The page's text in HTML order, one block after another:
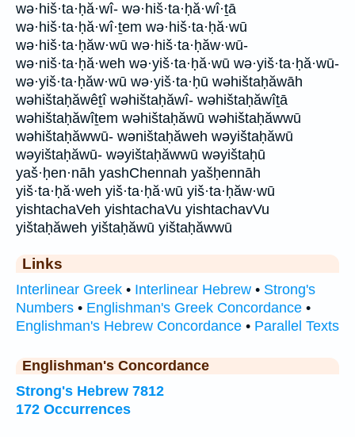
wə·hiš·ta·ḥă·wî- wə·hiš·ta·ḥă·wî·ṯā
wə·hiš·ta·ḥă·wî·ṯem wə·hiš·ta·ḥă·wū
wə·hiš·ta·ḥăw·wū wə·hiš·ta·ḥăw·wū-
wə·niš·ta·ḥă·weh wə·yiš·ta·ḥă·wū wə·yiš·ta·ḥă·wū-
wə·yiš·ta·ḥăw·wū wə·yiš·ta·ḥū wəhištaḥăwāh
wəhištaḥăwêṯî wəhištaḥăwî- wəhištaḥăwîṯā
wəhištaḥăwîṯem wəhištaḥăwū wəhištaḥăwwū
wəhištaḥăwwū- wəništaḥăweh wəyištaḥăwū
wəyištaḥăwū- wəyištaḥăwwū wəyištaḥū
yaš·ḥen·nāh yashChennah yašḥennāh
yiš·ta·ḥă·weh yiš·ta·ḥă·wū yiš·ta·ḥăw·wū
yishtachaVeh yishtachaVu yishtachavVu
yištaḥăweh yištaḥăwū yištaḥăwwū
Links
Interlinear Greek • Interlinear Hebrew • Strong's
Numbers • Englishman's Greek Concordance •
Englishman's Hebrew Concordance • Parallel Texts
Englishman's Concordance
Strong's Hebrew 7812
172 Occurrences